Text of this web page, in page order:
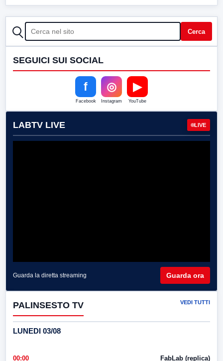
CERCA Cerca
SEGUICI SUI SOCIAL
f
Facebook
◎
Instagram
▶
YouTube
LABTV LIVE LIVE
Guarda la diretta streaming Guarda ora
PALINSESTO TV VEDI TUTTI
LUNEDI 03/08
00:00 FabLab (replica)